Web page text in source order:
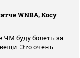
WNBA, Косу
ЧМ буду болеть за
Это очень